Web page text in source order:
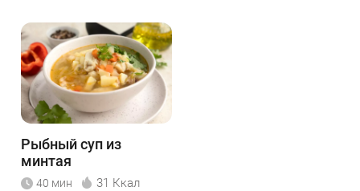
Рыбный суп из
минтая
40 мин 31 Ккал